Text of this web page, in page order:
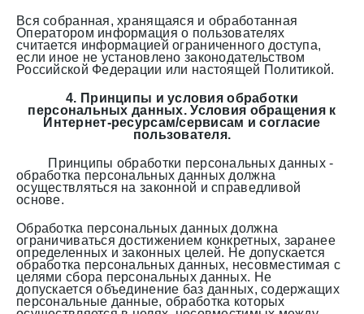
Вся собранная, хранящаяся и обработанная
Оператором информация о пользователях
считается информацией ограниченного доступа,
если иное не установлено законодательством
Российской Федерации или настоящей Политикой.
4. Принципы и условия обработки
персональных данных. Условия обращения к
Интернет-ресурсам/сервисам и согласие
пользователя.
Принципы обработки персональных данных -
обработка персональных данных должна
осуществляться на законной и справедливой
основе.
Обработка персональных данных должна
ограничиваться достижением конкретных, заранее
определенных и законных целей. Не допускается
обработка персональных данных, несовместимая с
целями сбора персональных данных. Не
допускается объединение баз данных, содержащих
персональные данные, обработка которых